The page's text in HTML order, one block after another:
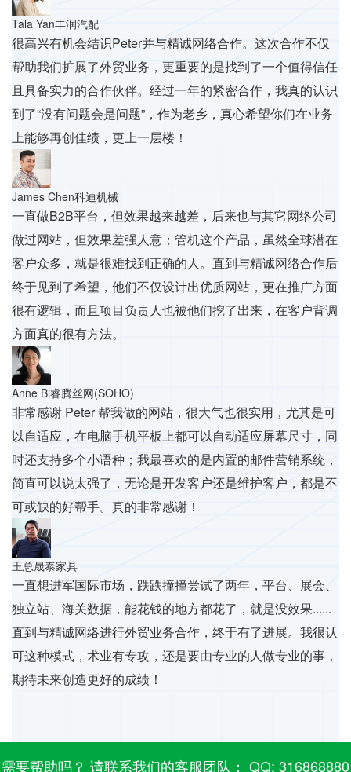
Tala Yan丰润汽配
很高兴有机会结识Peter并与精诚网络合作。这次合作不仅
帮助我们扩展了外贸业务，更重要的是找到了一个值得信任
且具备实力的合作伙伴。经过一年的紧密合作，我真的认识
到了“没有问题会是问题”，作为老乡，真心希望你们在业务
上能够再创佳绩，更上一层楼！
James Chen科迪机械
一直做B2B平台，但效果越来越差，后来也与其它网络公司
做过网站，但效果差强人意；管机这个产品，虽然全球潜在
客户众多，就是很难找到正确的人。直到与精诚网络合作后
终于见到了希望，他们不仅设计出优质网站，更在推广方面
很有逻辑，而且项目负责人也被他们挖了出来，在客户背调
方面真的很有方法。
Anne Bi睿腾丝网(SOHO)
非常感谢 Peter 帮我做的网站，很大气也很实用，尤其是可
以自适应，在电脑手机平板上都可以自动适应屏幕尺寸，同
时还支持多个小语种；我最喜欢的是内置的邮件营销系统，
简直可以说太强了，无论是开发客户还是维护客户，都是不
可或缺的好帮手。真的非常感谢！
王总晟泰家具
一直想进军国际市场，跌跌撞撞尝试了两年，平台、展会、
独立站、海关数据，能花钱的地方都花了，就是没效果......
直到与精诚网络进行外贸业务合作，终于有了进展。我很认
可这种模式，术业有专攻，还是要由专业的人做专业的事，
期待未来创造更好的成绩！
需要帮助吗？ 请联系我们的客服团队： QQ: 316868880